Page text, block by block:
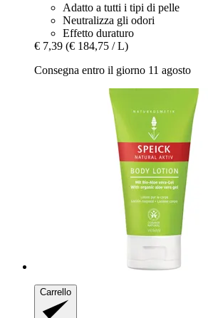
Adatto a tutti i tipi di pelle
Neutralizza gli odori
Effetto duraturo
€ 7,39 (€ 184,75 / L)
Consegna entro il giorno 11 agosto
Carrello